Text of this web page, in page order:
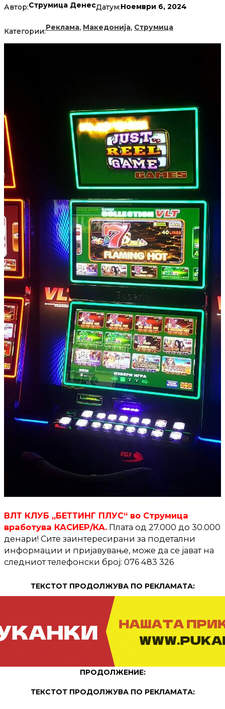
Автор:Струмица ДенесДатум:Ноември 6, 2024
Категории:Реклама, Македонија, Струмица
ВЛТ КЛУБ „БЕТТИНГ ПЛУС“ во Струмица
вработува КАСИЕР/КА. Плата од 27.000 до 30.000
денари! Сите заинтересирани за подетални
информации и пријавување, може да се јават на
следниот телефонски број: 076 483 326
ТЕКСТОТ ПРОДОЛЖУВА ПО РЕКЛАМАТА:
ПРОДОЛЖЕНИЕ:
ТЕКСТОТ ПРОДОЛЖУВА ПО РЕКЛАМАТА: